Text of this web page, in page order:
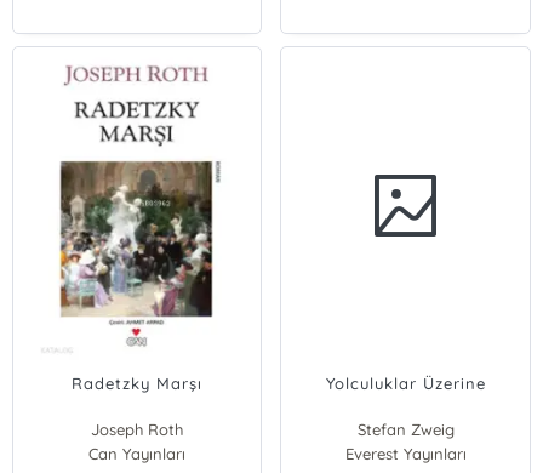
Radetzky Marşı
Joseph Roth
Can Yayınları
Yolculuklar Üzerine
Stefan Zweig
Everest Yayınları